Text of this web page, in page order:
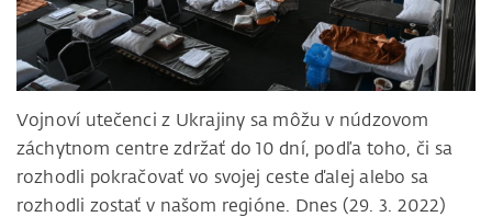
Vojnoví utečenci z Ukrajiny sa môžu v núdzovom
záchytnom centre zdržať do 10 dní, podľa toho, či sa
rozhodli pokračovať vo svojej ceste ďalej alebo sa
rozhodli zostať v našom regióne. Dnes (29. 3. 2022)